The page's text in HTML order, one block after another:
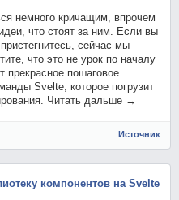
немного кричащим, впрочем
что стоят за ним. Если вы
сейчас мы
что это не урок по началу
прекрасное пошаговое
Svelte, которое погрузит
Читать дальше →
Источник
компонентов на Svelte